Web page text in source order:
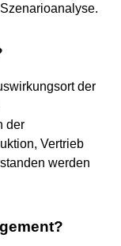
der
der
Vertrieb
werden